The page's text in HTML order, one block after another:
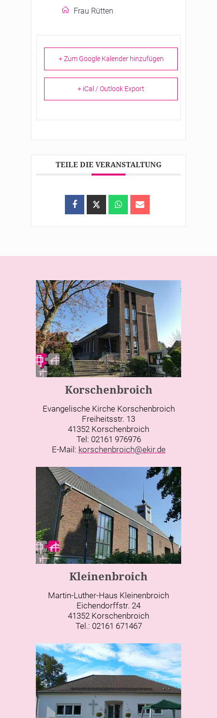
Frau Rütten
+ Zum Google Kalender hinzufügen
+ iCal / Outlook Export
TEILE DIE VERANSTALTUNG
Korschenbroich
Evangelische Kirche Korschenbroich
Freiheitsstr. 13
41352 Korschenbroich
Tel: 02161 976976
E-Mail: korschenbroich@ekir.de
Kleinenbroich
Martin-Luther-Haus Kleinenbroich
Eichendorffstr. 24
41352 Korschenbroich
Tel.: 02161 671467